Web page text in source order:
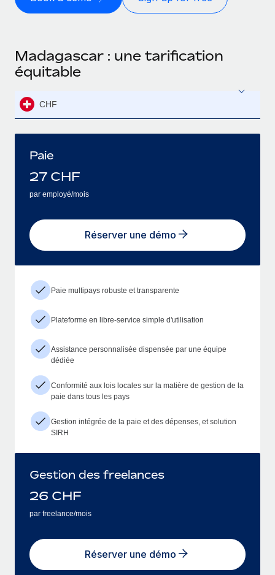
Madagascar : une tarification
équitable
CHF
Paie
27 CHF
par employé/mois
Réserver une démo
Paie multipays robuste et transparente
Plateforme en libre-service simple d'utilisation
Assistance personnalisée dispensée par une équipe
dédiée
Conformité aux lois locales sur la matière de gestion de la
paie dans tous les pays
Gestion intégrée de la paie et des dépenses, et solution
SIRH
Gestion des freelances
26 CHF
par freelance/mois
Réserver une démo